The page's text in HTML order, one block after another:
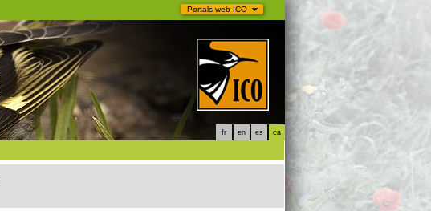
Portals web ICO
fr en es ca